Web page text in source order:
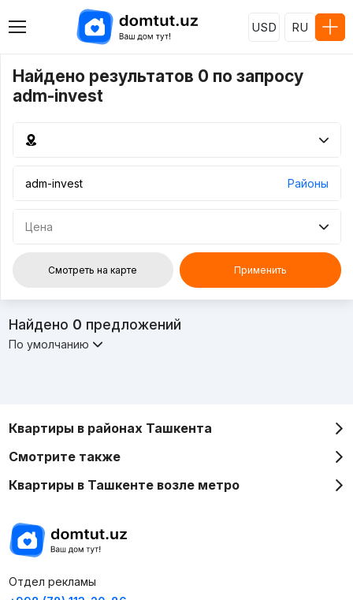
USD RU
Найдено результатов 0 по запросу
adm-invest
Районы
Цена
Смотреть на карте Применить
Найдено 0 предложений
По умолчанию
Квартиры в районах Ташкента
Смотрите также
Квартиры в Ташкенте возле метро
Отдел рекламы